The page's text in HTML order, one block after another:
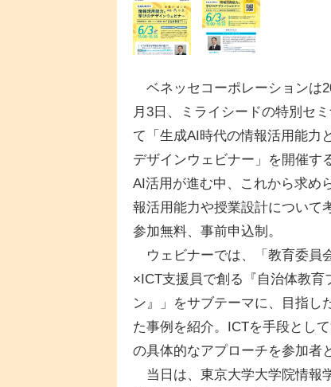
ベネッセコーポレーションは
月3日、ミライシードの特別セ
て「生成AI時代の情報活用能力
デザインウェビナー」を開催す
AI活用が進む中、これから求め
報活用能力や授業設計について
参加無料、事前申込制。
ウェビナーでは、「教育委員
×ICT支援員で創る『自治体教育
ン』」をサブテーマに、目指し
た事例を紹介。ICTを手段とし
の具体的なアプローチを参加者
当日は、東京大学大学院情報